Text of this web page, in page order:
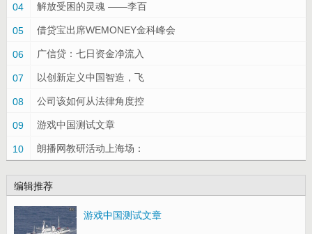
04 解放受困的灵魂 ——李百
05 借贷宝出席WEMONEY金科峰会
06 广信贷：七日资金净流入
07 以创新定义中国智造，飞
08 公司该如何从法律角度控
09 游戏中国测试文章
10 朗播网教研活动上海场：
编辑推荐
游戏中国测试文章